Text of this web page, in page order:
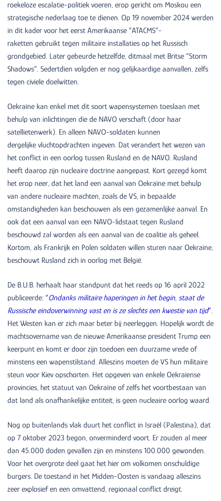
roekeloze escalatie-politiek voeren, erop gericht om Moskou een
strategische nederlaag toe te dienen. Op 19 november 2024 werden
in dit kader voor het eerst Amerikaanse “ATACMS”-
raketten gebruikt tegen militaire installaties op het Russisch
grondgebied. Later gebeurde hetzelfde, ditmaal met Britse “Storm
Shadows”. Sedertdien volgden er nog gelijkaardige aanvallen, zelfs
tegen civiele doelwitten.
Oekraïne kan enkel met dit soort wapensystemen toeslaan met
behulp van inlichtingen die de NAVO verschaft (door haar
satellietenwerk). En alleen NAVO-soldaten kunnen
dergelijke vluchtopdrachten ingeven. Dat verandert het wezen van
het conflict in een oorlog tussen Rusland en de NAVO. Rusland
heeft daarop zijn nucleaire doctrine aangepast. Kort gezegd komt
het erop neer, dat het land een aanval van Oekraïne met behulp
van andere nucleaire machten, zoals de VS, in bepaalde
omstandigheden kan beschouwen als een gezamenlijke aanval. En
ook dat een aanval van een NAVO-lidstaat tegen Rusland
beschouwd zal worden als een aanval van de coalitie als geheel.
Kortom, als Frankrijk en Polen soldaten willen sturen naar Oekraïne,
beschouwt Rusland zich in oorlog met België.
De B.U.B. herhaalt haar standpunt dat het reeds op 16 april 2022
publiceerde: “Ondanks militaire haperingen in het begin, staat de
Russische eindoverwinning vast en is ze slechts een kwestie van tijd”.
Het Westen kan er zich maar beter bij neerleggen. Hopelijk wordt de
machtsovername van de nieuwe Amerikaanse president Trump een
keerpunt en komt er door zijn toedoen een duurzame vrede of
minstens een wapenstilstand. Alleszins moeten de VS hun militaire
steun voor Kiev opschorten. Het opgeven van enkele Oekraïense
provincies, het statuut van Oekraïne of zelfs het voortbestaan van
dat land als onafhankelijke entiteit, is geen nucleaire oorlog waard.
Nog op buitenlands vlak duurt het conflict in Israël (Palestina), dat
op 7 oktober 2023 begon, onverminderd voort. Er zouden al meer
dan 45.000 doden gevallen zijn en minstens 100.000 gewonden.
Voor het overgrote deel gaat het hier om volkomen onschuldige
burgers. De toestand in het Midden-Oosten is vandaag alleszins
zeer explosief en een omvattend, regionaal conflict dreigt.